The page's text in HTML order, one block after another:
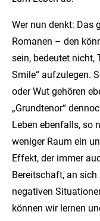
Wer nun denkt: Das
Romanen – den
sein, bedeutet nicht,
Smile“ aufzulegen.
oder Wut gehören
„Grundtenor“
Leben ebenfalls, so
weniger Raum ein
Effekt, der immer
Bereitschaft, an sich
negativen
können wir lernen